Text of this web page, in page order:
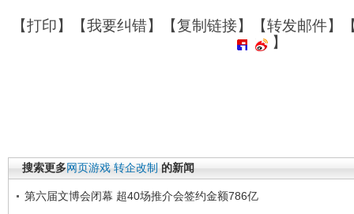
【打印】【我要纠错】【复制链接】【转发邮件】
】
搜索更多网页游戏 转企改制 的新闻
第六届文博会闭幕 超40场推介会签约金额786亿